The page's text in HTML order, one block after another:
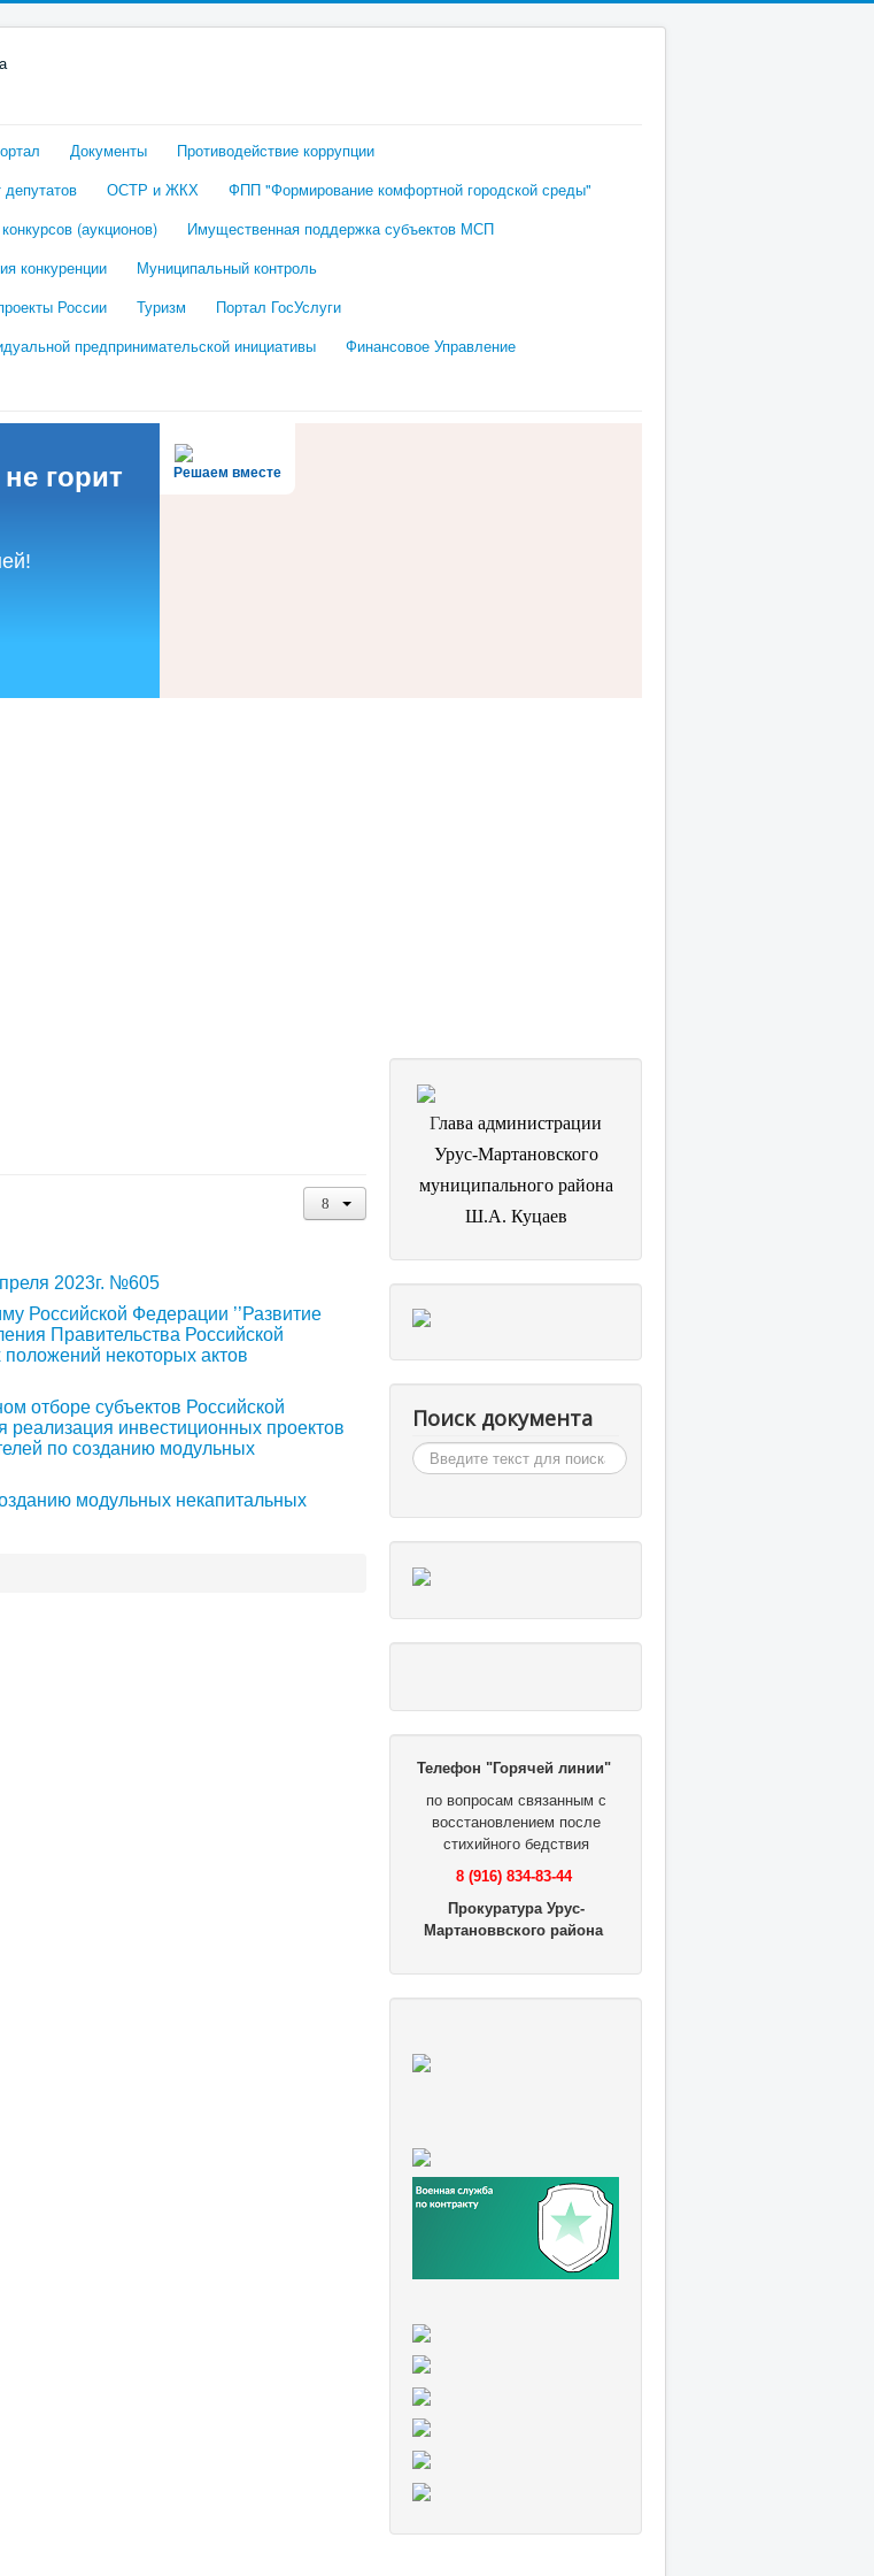
Документы
Противодействие коррупции
ОСТР и ЖКХ
ФПП "Формирование комфортной городской среды"
(аукционов)
Имущественная поддержка субъектов МСП
конкуренции
Муниципальный контроль
России Туризм
Портал ГосУслуги
предпринимательской инициативы
Финансовое Управление
Решаем вместе
горит
2023г. №605
Российской Федерации ’’Развитие
Правительства Российской
некоторых актов
отборе субъектов Российской
реализация инвестиционных проектов
по созданию модульных
модульных некапитальных
Глава администрации
Урус-Мартановского
муниципального района
Ш.А. Куцаев
Поиск документа
Искать...
Телефон "Горячей линии"
по вопросам связанным с
восстановлением после
стихийного бедствия
8 (916) 834-83-44
Прокуратура Урус-
Мартановвского района